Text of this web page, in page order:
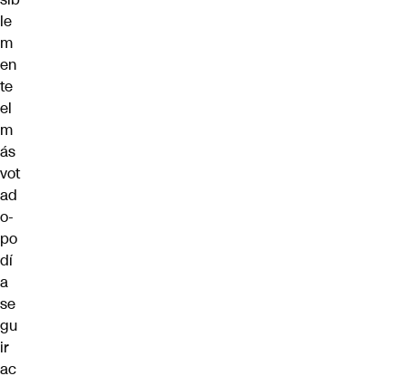
le
m
en
te
el
m
ás
vot
ad
o-
po
dí
a
se
gu
ir
ac